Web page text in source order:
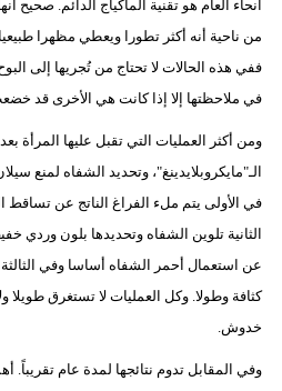
أنحاء العام هو تقنية الماكياج الدائم. صحيح
من ناحية أنه أكثر تطورا ويعطي مظهرا
ففي هذه الحالات لا تحتاج من تُجريها إلى
في ملاحظتها إلا إذا كانت هي الأخرى قد
ومن أكثر العمليات التي تقبل عليها المرأة
الـ"مايكروبلايدينغ"، وتحديد الشفاه لمنع
في الأولى يتم ملء الفراغ الناتج عن تساقط
الثانية تلوين الشفاه وتحديدها بلون وردي
عن استعمال أحمر الشفاه أساسا وفي
كثافة وطولا. وكل العمليات لا تستغرق
خدوش.
وفي المقابل تدوم نتائجها لمدة عام تقريباً.